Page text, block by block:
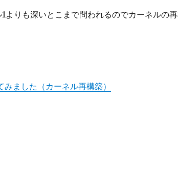
りも深いとこまで問われるのでカーネルの再
ました（カーネル再構築）